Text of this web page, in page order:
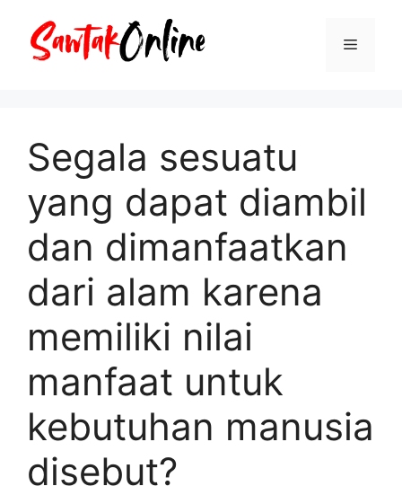
Menu
Segala sesuatu
yang dapat diambil
dan dimanfaatkan
dari alam karena
memiliki nilai
manfaat untuk
kebutuhan manusia
disebut?